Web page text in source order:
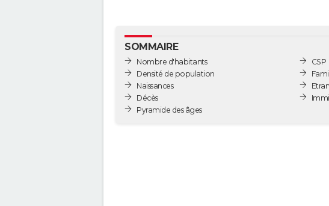
SOMMAIRE
Nombre d'habitants
Densité de population
Naissances
Décès
Pyramide des âges
CSP